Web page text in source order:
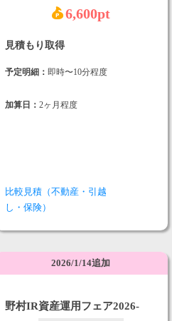
6,600pt
見積もり取得
予定明細： 即時〜10分程度
加算日：2ヶ月程度
比較見積（不動産・引越
し・保険）
2026/1/14追加
野村IR資産運用フェア2026‐